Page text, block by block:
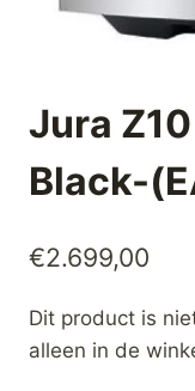
Jura
Black-
€2.699,00
Dit product is
alleen in de